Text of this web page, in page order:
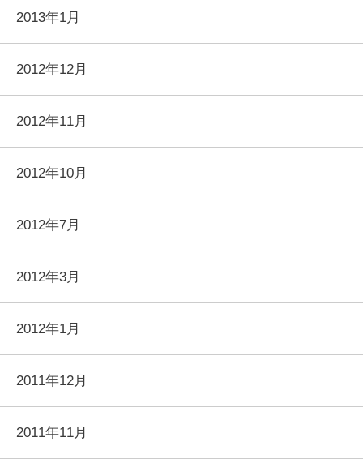
2013年1月
2012年12月
2012年11月
2012年10月
2012年7月
2012年3月
2012年1月
2011年12月
2011年11月